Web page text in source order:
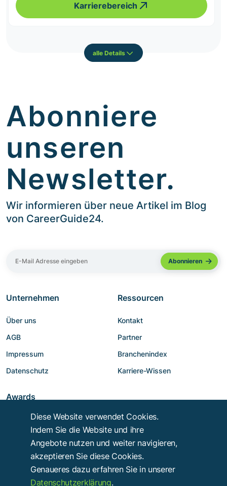
Karrierebereich
alle Details
Abonniere
unseren
Newsletter.
Wir informieren über neue Artikel im Blog
von CareerGuide24.
Unternehmen
Über uns
AGB
Impressum
Datenschutz
Ressourcen
Kontakt
Partner
Branchenindex
Karriere-Wissen
Awards
Diese Website verwendet Cookies.
Indem Sie die Website und ihre
Angebote nutzen und weiter navigieren,
akzeptieren Sie diese Cookies.
Genaueres dazu erfahren Sie in unserer
Datenschutzerklärung.